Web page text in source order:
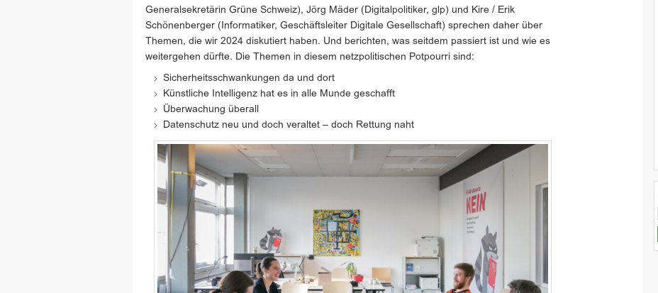
Generalsekretärin Grüne Schweiz), Jörg Mäder (Digitalpolitiker, glp) und Kire / Erik
Schönenberger (Informatiker, Geschäftsleiter Digitale Gesellschaft) sprechen daher über
Themen, die wir 2024 diskutiert haben. Und berichten, was seitdem passiert ist und wie es
weitergehen dürfte. Die Themen in diesem netzpolitischen Potpourri sind:
Sicherheitsschwankungen da und dort
Künstliche Intelligenz hat es in alle Munde geschafft
Überwachung überall
Datenschutz neu und doch veraltet – doch Rettung naht